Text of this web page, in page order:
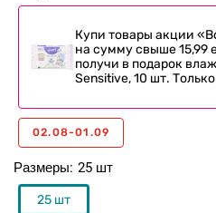
Размеры 25 шт
25 шт
Купи товары акции
на сумму свыше 15,99
получи в подарок
Sensitive, 10 шт.
02.08-01.09